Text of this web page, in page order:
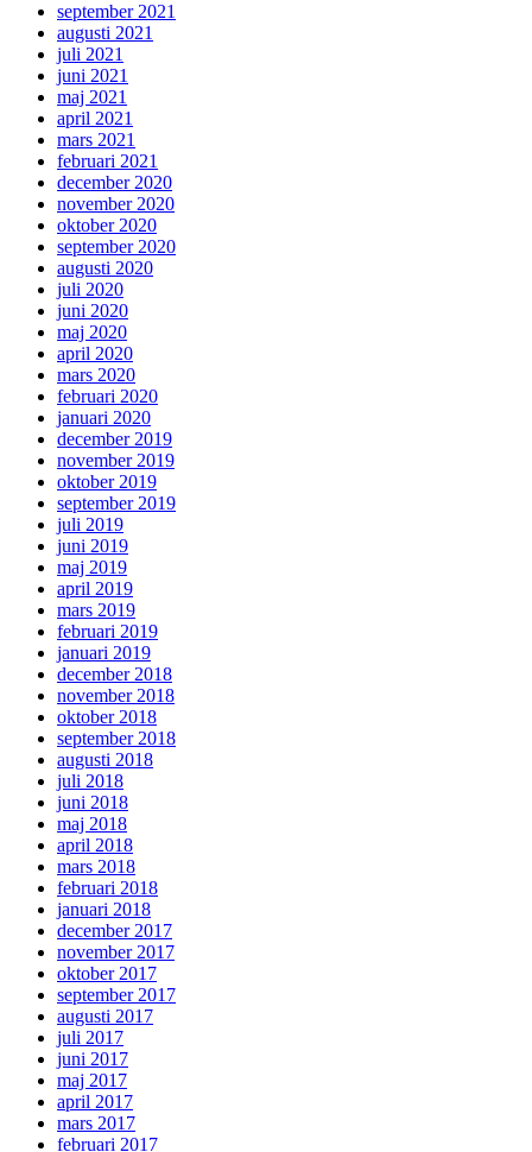
september 2021
augusti 2021
juli 2021
juni 2021
maj 2021
april 2021
mars 2021
februari 2021
december 2020
november 2020
oktober 2020
september 2020
augusti 2020
juli 2020
juni 2020
maj 2020
april 2020
mars 2020
februari 2020
januari 2020
december 2019
november 2019
oktober 2019
september 2019
juli 2019
juni 2019
maj 2019
april 2019
mars 2019
februari 2019
januari 2019
december 2018
november 2018
oktober 2018
september 2018
augusti 2018
juli 2018
juni 2018
maj 2018
april 2018
mars 2018
februari 2018
januari 2018
december 2017
november 2017
oktober 2017
september 2017
augusti 2017
juli 2017
juni 2017
maj 2017
april 2017
mars 2017
februari 2017